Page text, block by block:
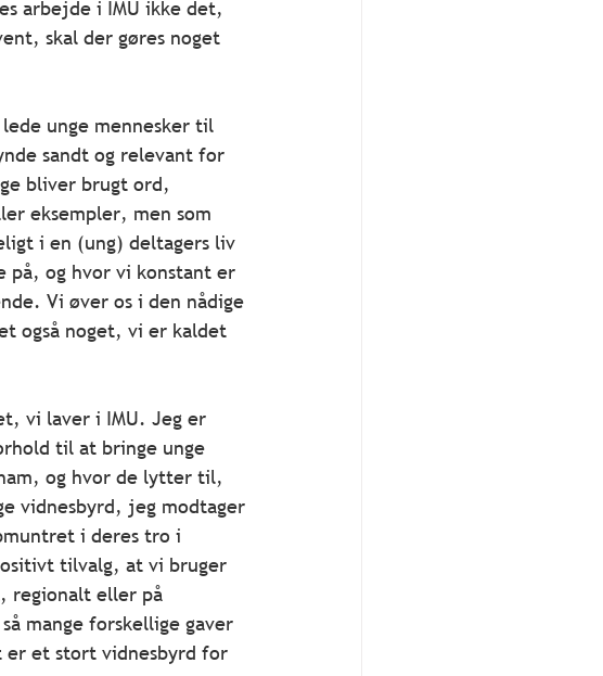
arbejde i IMU ikke det,
skal der gøres noget
unge mennesker til
sandt og relevant for
bliver brugt ord,
eksempler, men som
i en (ung) deltagers liv
på, og hvor vi konstant er
Vi øver os i den nådige
også noget, vi er kaldet
vi laver i IMU. Jeg er
til at bringe unge
og hvor de lytter til,
vidnesbyrd, jeg modtager
i deres tro i
tilvalg, at vi bruger
regionalt eller på
mange forskellige gaver
er et stort vidnesbyrd for